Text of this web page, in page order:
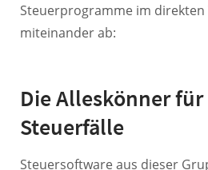
Steuerprogramme im direkten
miteinander ab:
Die Alleskönner
Steuerfälle
Steuersoftware aus dieser